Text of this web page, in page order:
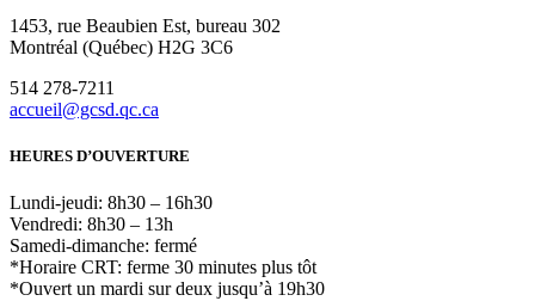
1453, rue Beaubien Est, bureau 302
Montréal (Québec) H2G 3C6
514 278-7211
accueil@gcsd.qc.ca
HEURES D’OUVERTURE
Lundi-jeudi: 8h30 – 16h30
Vendredi: 8h30 – 13h
Samedi-dimanche: fermé
*Horaire CRT: ferme 30 minutes plus tôt
*Ouvert un mardi sur deux jusqu’à 19h30